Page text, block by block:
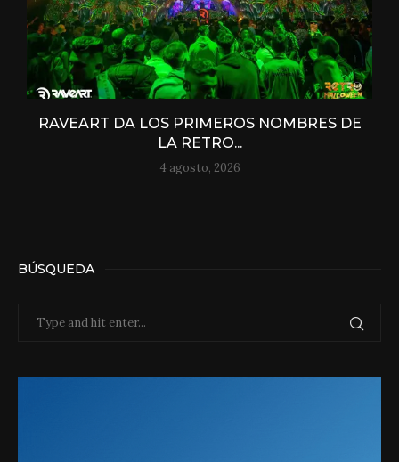
RAVEART DA LOS PRIMEROS NOMBRES DE
LA RETRO...
4 agosto, 2026
BÚSQUEDA